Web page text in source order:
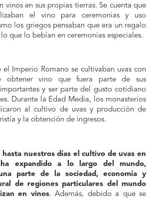
vinos en sus propias tierras. Se cuenta que
el vino para ceremonias y uso
los griegos pensaban que era un regalo
que lo bebían en ceremonias especiales.
el Imperio Romano se cultivaban uvas con
obtener vino que fuera parte de sus
y ser parte del gusto cotidiano
Durante la Edad Media, los monasterios
al cultivo de uvas y producción de
y la obtención de ingresos.
nuestros días el cultivo de uvas en
expandido a lo largo del mundo,
parte de la sociedad, economía y
de regiones particulares del mundo
en vinos. Además, debido a que se